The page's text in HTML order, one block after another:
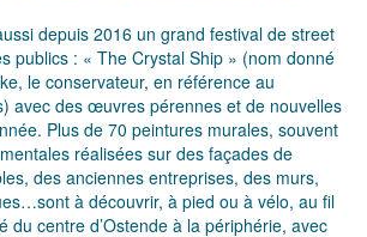
depuis 2016 un grand festival de street
publics : « The Crystal Ship » (nom donné
le conservateur, en référence au
avec des œuvres pérennes et de nouvelles
Plus de 70 peintures murales, souvent
réalisées sur des façades de
des anciennes entreprises, des murs,
à découvrir, à pied ou à vélo, au fil
du centre d’Ostende à la périphérie, avec